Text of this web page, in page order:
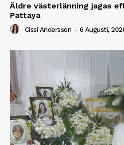
Äldre västerlänning jagas
Pattaya
Cissi Andersson - 6 Augusti,